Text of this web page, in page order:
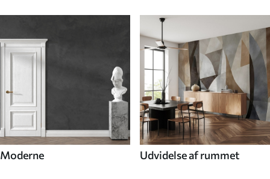
Moderne Udvidelse af rummet